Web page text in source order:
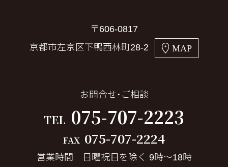
〒606-0817
京都市左京区下鴨西林町28-2
MAP
お問合せ・ご相談
TEL 075-707-2223
FAX 075-707-2224
営業時間 日曜祝日を除く 9時～18時